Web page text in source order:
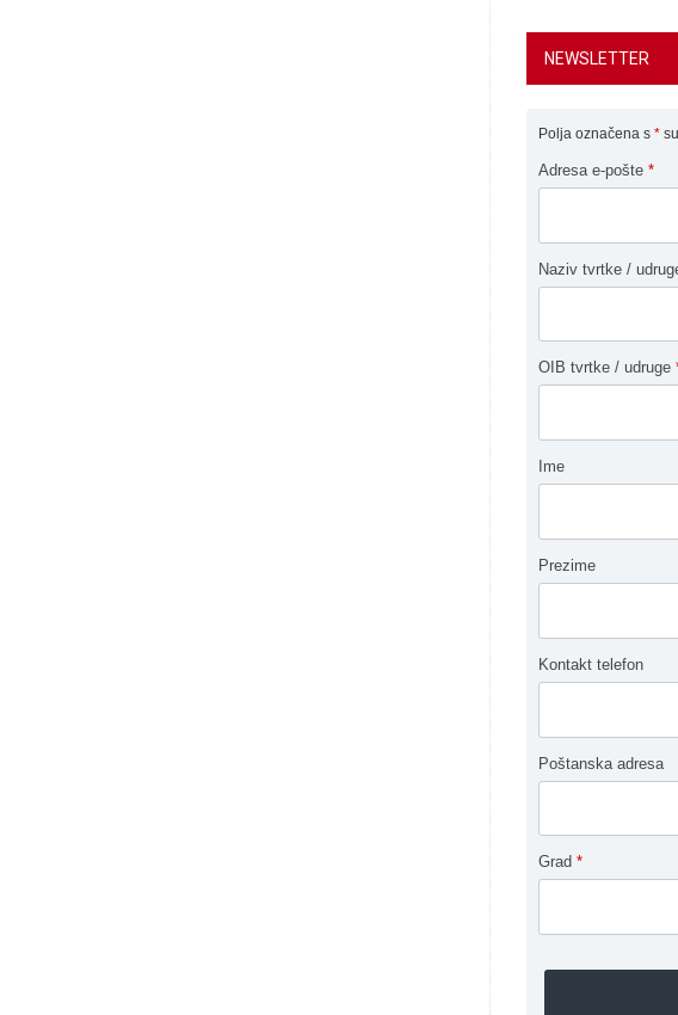
NEWSLETTER
Polja označena s *
Adresa e-pošte *
Naziv tvrtke /
OIB tvrtke / udruge
Ime
Prezime
Kontakt telefon
Poštanska adresa
Grad *